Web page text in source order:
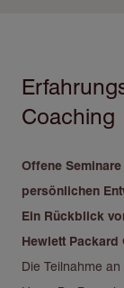
Coaching
Offene
persönlichen
Ein Rückblick
Hewlett Packard
Die Teilnahme